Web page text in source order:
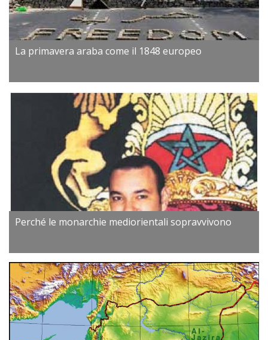
La primavera araba come il 1848 europeo
Perché le monarchie mediorientali sopravvivono